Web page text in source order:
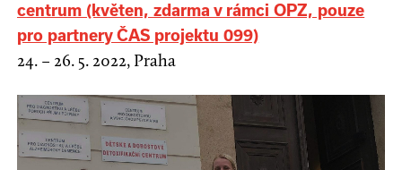
centrum (květen, zdarma v rámci OPZ, pouze
pro partnery ČAS projektu 099)
24. – 26. 5. 2022, Praha